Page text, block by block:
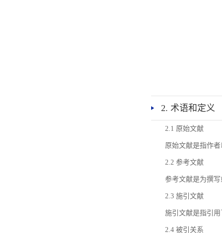
2. 术语和定义
2.1 原始文献
原始文献是指作
2.2 参考文献
参考文献是为撰
2.3 施引文献
施引文献是指引
2.4 被引关系